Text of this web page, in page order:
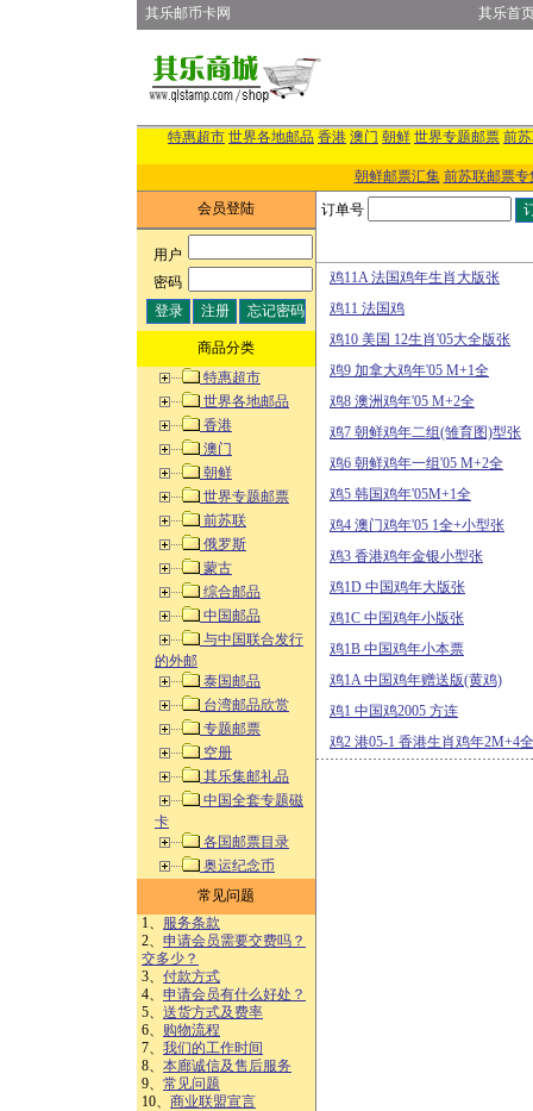
其乐邮币卡网 其乐首
特惠超市 世界各地邮品 香港 澳门 朝鲜 世界专题邮票 前
朝鲜邮票汇集 前苏联邮票专
会员登陆
用户:
密码:
商品分类
特惠超市
世界各地邮品
香港
澳门
朝鲜
世界专题邮票
前苏联
俄罗斯
蒙古
综合邮品
中国邮品
与中国联合发行
的外邮
泰国邮品
台湾邮品欣赏
专题邮票
空册
其乐集邮礼品
中国全套专题磁
卡
各国邮票目录
奥运纪念币
常见问题
1、 服务条款
2、 申请会员需要交费吗？
交多少？
3、 付款方式
4、 申请会员有什么好处？
5、 送货方式及费率
6、 购物流程
7、 我们的工作时间
8、 本廊诚信及售后服务
9、 常见问题
10、 商业联盟宣言
订单号
鸡11A 法国鸡年生肖大版张
鸡11 法国鸡
鸡10 美国 12生肖'05大全版张
鸡9 加拿大鸡年'05 M+1全
鸡8 澳洲鸡年'05 M+2全
鸡7 朝鲜鸡年二组(雏育图)型张
鸡6 朝鲜鸡年一组'05 M+2全
鸡5 韩国鸡年'05M+1全
鸡4 澳门鸡年'05 1全+小型张
鸡3 香港鸡年金银小型张
鸡1D 中国鸡年大版张
鸡1C 中国鸡年小版张
鸡1B 中国鸡年小本票
鸡1A 中国鸡年赠送版(黄鸡)
鸡1 中国鸡2005 方连
鸡2 港05-1 香港生肖鸡年2M+4全